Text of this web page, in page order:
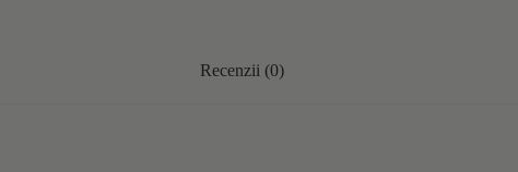
Recenzii (0)